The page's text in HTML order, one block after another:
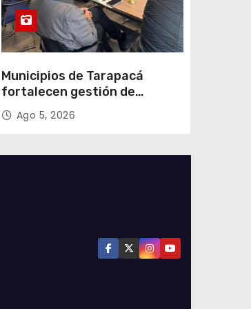
Municipios de Tarapacá
fortalecen gestión de
subsidios de agua potable en
jornada regional organizada
ANDESS
Ago 5, 2026